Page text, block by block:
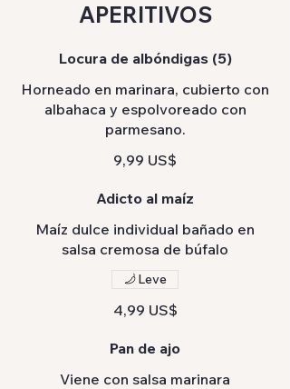
APERITIVOS
Locura de albóndigas (5)
Horneado en marinara, cubierto con
albahaca y espolvoreado con
parmesano.
9,99 US$
Adicto al maíz
Maíz dulce individual bañado en
salsa cremosa de búfalo
4,99 US$
Leve
Pan de ajo
Viene con salsa marinara